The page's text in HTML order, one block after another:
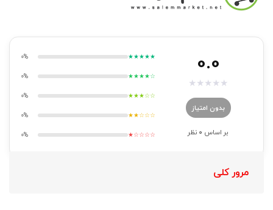
0.0
★
★
★
★
★
بدون امتیاز
بر اساس 0 نظر
★★★★★
0%
★★★★☆
0%
★★★☆☆
0%
★★☆☆☆
0%
★☆☆☆☆
0%
مرور کلی